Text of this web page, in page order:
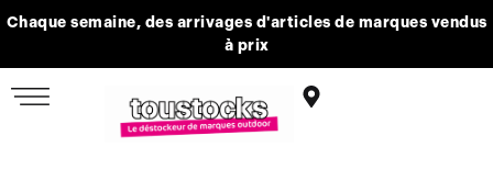
Chaque semaine, des arrivages d'articles de marques vendus
à prix